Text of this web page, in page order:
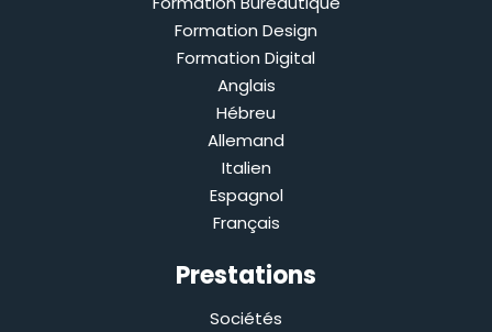
Formation Design
Formation Digital
Anglais
Hébreu
Allemand
Italien
Espagnol
Français
Prestations
Sociétés